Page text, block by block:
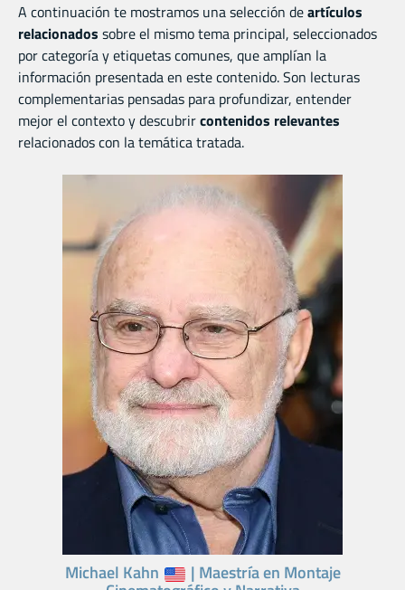
A continuación te mostramos una selección deartículos
relacionados sobre el mismo tema principal, seleccionados
por categoría y etiquetas comunes, que amplían la
información presentada en este contenido. Son lecturas
complementarias pensadas para profundizar, entender
mejor el contexto y descubrircontenidos relevantes
relacionados con la temática tratada.
Michael Kahn | Maestría en Montaje